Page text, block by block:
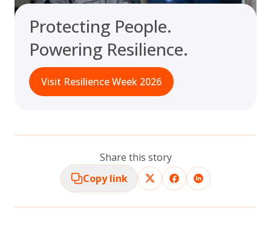
Protecting People.
Powering Resilience.
Visit Resilience Week 2026
Share this story
Copy link